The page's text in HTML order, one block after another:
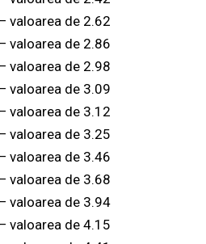
valoarea de 2.62
valoarea de 2.86
valoarea de 2.98
valoarea de 3.09
valoarea de 3.12
valoarea de 3.25
valoarea de 3.46
valoarea de 3.68
valoarea de 3.94
valoarea de 4.15